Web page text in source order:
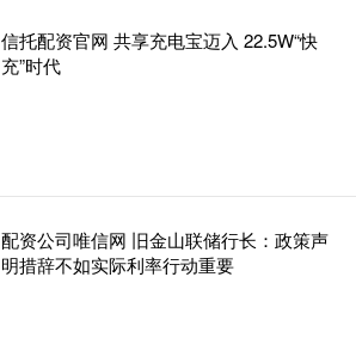
信托配资官网 共享充电宝迈入 22.5W“快
充”时代
配资公司唯信网 旧金山联储行长：政策声
明措辞不如实际利率行动重要